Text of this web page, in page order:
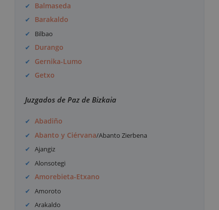
Balmaseda
Barakaldo
Bilbao
Durango
Gernika-Lumo
Getxo
Juzgados de Paz de Bizkaia
Abadiño
Abanto y Ciérvana/Abanto Zierbena
Ajangiz
Alonsotegi
Amorebieta-Etxano
Amoroto
Arakaldo